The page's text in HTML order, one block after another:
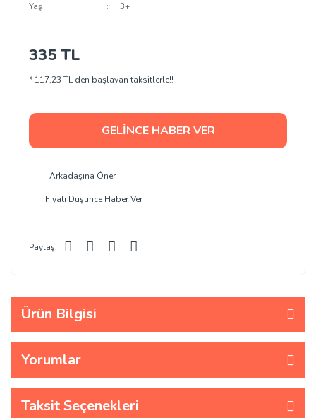
Yaş
3+
335 TL
* 117,23 TL den başlayan taksitlerle!!
GELİNCE HABER VER
Arkadaşına Öner
Fiyatı Düşünce Haber Ver
Paylaş:
Ürün Bilgisi
Yorumlar
Taksit Seçenekleri